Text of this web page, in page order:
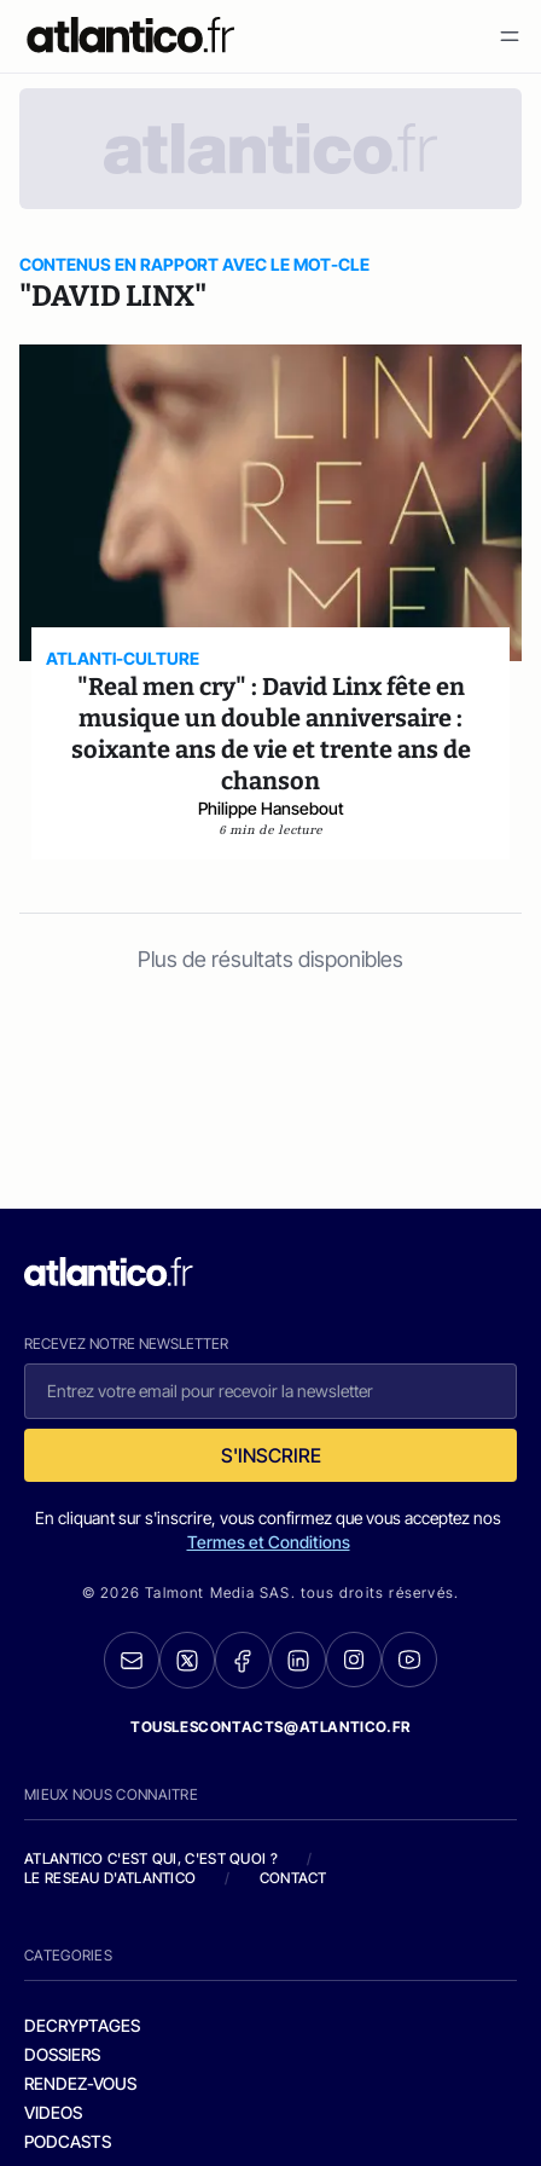
CONTENUS EN RAPPORT AVEC LE MOT-CLE
"DAVID LINX"
ATLANTI-CULTURE
"Real men cry" : David Linx fête en
musique un double anniversaire :
soixante ans de vie et trente ans de
chanson
Philippe Hansebout
6 min de lecture
Plus de résultats disponibles
RECEVEZ NOTRE NEWSLETTER
S'INSCRIRE
En cliquant sur s'inscrire, vous confirmez que vous acceptez nos
Termes et Conditions
© 2026 Talmont Media SAS. tous droits réservés.
TOUSLESCONTACTS@ATLANTICO.FR
MIEUX NOUS CONNAITRE
ATLANTICO C'EST QUI, C'EST QUOI ?
/
LE RESEAU D'ATLANTICO
/ CONTACT
CATEGORIES
DECRYPTAGES
DOSSIERS
RENDEZ-VOUS
VIDEOS
PODCASTS